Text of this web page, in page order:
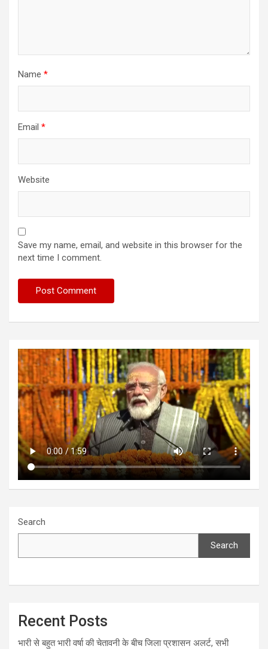
Name *
Email *
Website
Save my name, email, and website in this browser for the
next time I comment.
Search
Search
Recent Posts
भारी से बहुत भारी वर्षा की चेतावनी के बीच जिला प्रशासन अलर्ट, सभी